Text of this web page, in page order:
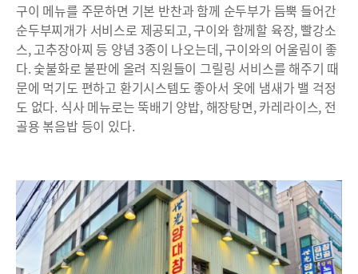
구이 메뉴를 주문하면 기본 반찬과 함께 순두부가 듬뿍 들어간
순두부찌개가 서비스로 제공되고, 구이와 함께할 육장, 빨강소
스, 고추장아찌 등 양념 3종이 나오는데, 구이와의 어울림이 좋
다. 숯불화로 불판에 올려 직원들이 그릴링 서비스를 해주기 때
문에 먹기도 편하고 환기시스템도 좋아서 옷에 냄새가 밸 걱정
도 없다. 식사 메뉴로는 뚝배기 양밥, 해장탕면, 카레라이스, 전
골용 볶음밥 등이 있다.